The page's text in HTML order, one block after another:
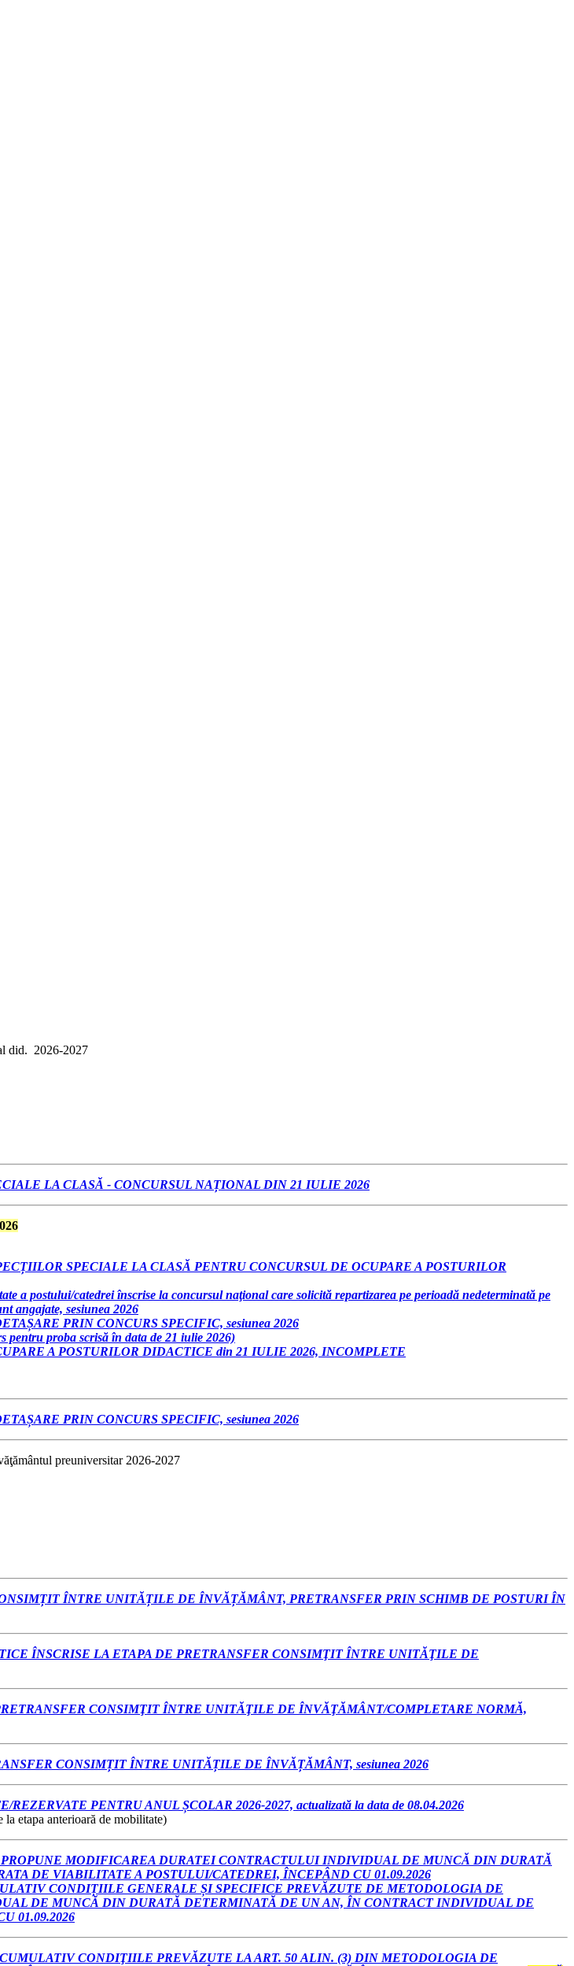
did. 2026-2027
LA CLASĂ - CONCURSUL NAȚIONAL DIN 21 IULIE 2026
SPECIALE LA CLASĂ PENTRU CONCURSUL DE OCUPARE A POSTURILOR
a postului/catedrei înscrise la concursul naţional care solicită repartizarea pe perioadă nedeterminată pe
angajate, sesiunea 2026
PRIN CONCURS SPECIFIC, sesiunea 2026
pentru proba scrisă în data de 21 iulie 2026)
A POSTURILOR DIDACTICE din 21 IULIE 2026, INCOMPLETE
PRIN CONCURS SPECIFIC, sesiunea 2026
preuniversitar 2026-2027
ÎNTRE UNITĂȚILE DE ÎNVĂȚĂMÂNT, PRETRANSFER PRIN SCHIMB DE POSTURI ÎN
ÎNSCRISE LA ETAPA DE PRETRANSFER CONSIMŢIT ÎNTRE UNITĂŢILE DE
CONSIMŢIT ÎNTRE UNITĂŢILE DE ÎNVĂŢĂMÂNT/COMPLETARE NORMĂ,
CONSIMȚIT ÎNTRE UNITĂȚILE DE ÎNVĂȚĂMÂNT, sesiunea 2026
PENTRU ANUL ȘCOLAR 2026-2027, actualizată la data de 08.04.2026
etapa anterioară de mobilitate)
MODIFICAREA DURATEI CONTRACTULUI INDIVIDUAL DE MUNCĂ DIN DURATĂ
DE VIABILITATE A POSTULUI/CATEDREI, ÎNCEPÂND CU 01.09.2026
CONDIȚIILE GENERALE ȘI SPECIFICE PREVĂZUTE DE METODOLOGIA DE
DE MUNCĂ DIN DURATĂ DETERMINATĂ DE UN AN, ÎN CONTRACT INDIVIDUAL DE
01.09.2026
CONDIŢIILE PREVĂZUTE LA ART. 50 ALIN. (3) DIN METODOLOGIA DE